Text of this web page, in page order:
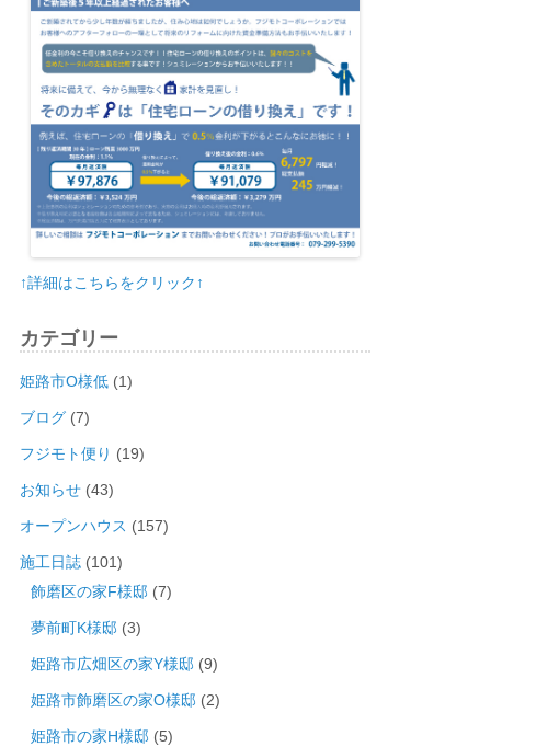
↑詳細はこちらをクリック↑
カテゴリー
姫路市O様低 (1)
ブログ (7)
フジモト便り (19)
お知らせ (43)
オープンハウス (157)
施工日誌 (101)
飾磨区の家F様邸 (7)
夢前町K様邸 (3)
姫路市広畑区の家Y様邸 (9)
姫路市飾磨区の家O様邸 (2)
姫路市の家H様邸 (5)